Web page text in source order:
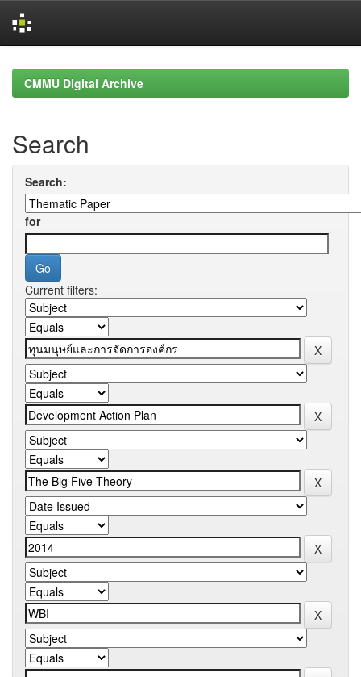
navigationCMMU Digital Archive
Search
Search:
for
Current filters: